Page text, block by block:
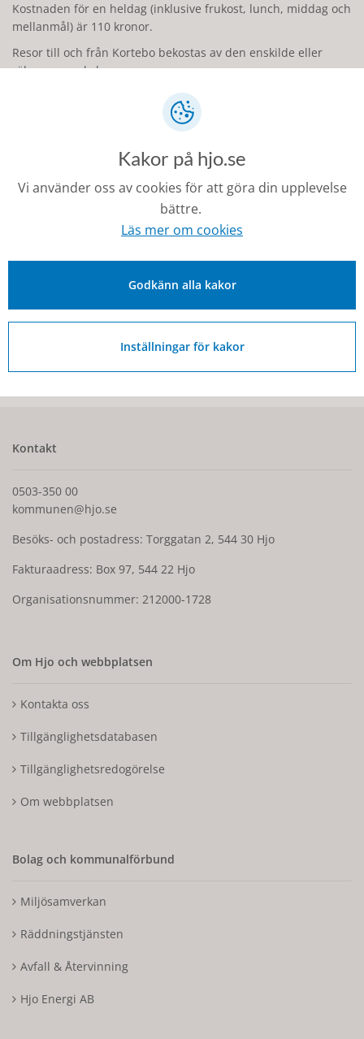
Kostnaden för en heldag (inklusive frukost, lunch, middag och
mellanmål) är 110 kronor.
Resor till och från Kortebo bekostas av den enskilde eller
räknas som skolresor.
De som är på Kortebo betalar en avgift för de
förbrukningsvaror och hygienvaror som kommunen står för.
Dygnskostnaden för detta är 13 kronor.
Läs mer
Informationsbroschyr om Kortebo
Kontakt
0503-350 00
kommunen@hjo.se
Besöks- och postadress: Torggatan 2, 544 30 Hjo
Fakturaadress: Box 97, 544 22 Hjo
Organisationsnummer: 212000-1728
Om Hjo och webbplatsen
Kontakta oss
Tillgänglighetsdatabasen
Tillgänglighetsredogörelse
Om webbplatsen
Bolag och kommunalförbund
Miljösamverkan
Räddningstjänsten
Avfall & Återvinning
Hjo Energi AB
Kakor på hjo.se
Vi använder oss av cookies för att göra din upplevelse
bättre.
Läs mer om cookies
Godkänn alla kakor
Inställningar för kakor